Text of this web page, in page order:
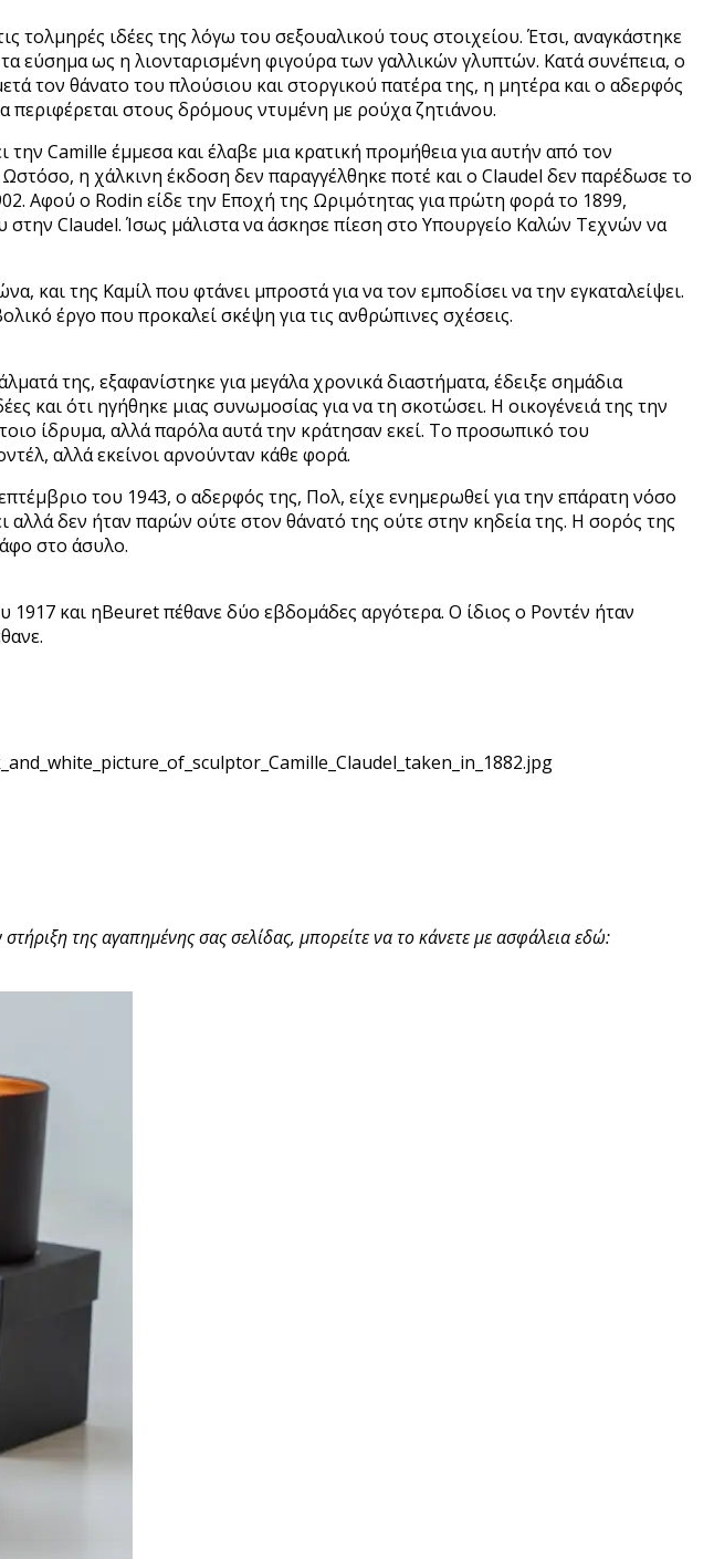
ιδέες της λόγω του σεξουαλικού τους στοιχείου. Έτσι, αναγκάστηκε
εύσημα ως η λιονταρισμένη φιγούρα των γαλλικών γλυπτών. Κατά συνέπεια, ο
τον θάνατο του πλούσιου και στοργικού πατέρα της, η μητέρα και ο αδερφός
στους δρόμους ντυμένη με ρούχα ζητιάνου.
Camille έμμεσα και έλαβε μια κρατική προμήθεια για αυτήν από τον
η χάλκινη έκδοση δεν παραγγέλθηκε ποτέ και ο Claudel δεν παρέδωσε το
Αφού ο Rodin είδε την Εποχή της Ωριμότητας για πρώτη φορά το 1899,
Claudel. Ίσως μάλιστα να άσκησε πίεση στο Υπουργείο Καλών Τεχνών να
και της Καμίλ που φτάνει μπροστά για να τον εμποδίσει να την εγκαταλείψει.
έργο που προκαλεί σκέψη για τις ανθρώπινες σχέσεις.
της, εξαφανίστηκε για μεγάλα χρονικά διαστήματα, έδειξε σημάδια
και ότι ηγήθηκε μιας συνωμοσίας για να τη σκοτώσει. Η οικογένειά της την
ίδρυμα, αλλά παρόλα αυτά την κράτησαν εκεί. Το προσωπικό του
αλλά εκείνοι αρνούνταν κάθε φορά.
του 1943, ο αδερφός της, Πολ, είχε ενημερωθεί για την επάρατη νόσο
δεν ήταν παρών ούτε στον θάνατό της ούτε στην κηδεία της. Η σορός της
στο άσυλο.
και ηBeuret πέθανε δύο εβδομάδες αργότερα. Ο ίδιος ο Ροντέν ήταν
της αγαπημένης σας σελίδας, μπορείτε να το κάνετε με ασφάλεια εδώ: